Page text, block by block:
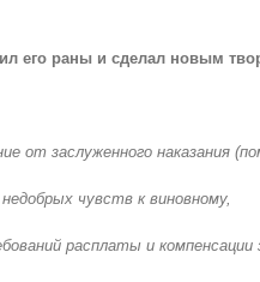
его раны и сделал новым
от заслуженного наказания
чувств к виновному,
расплаты и компенсации